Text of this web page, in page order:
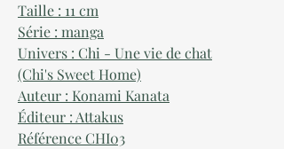
Taille : 11 cm
Série : manga
Univers : Chi - Une vie de chat
(Chi's Sweet Home)
Auteur : Konami Kanata
Éditeur : Attakus
Référence CHI03